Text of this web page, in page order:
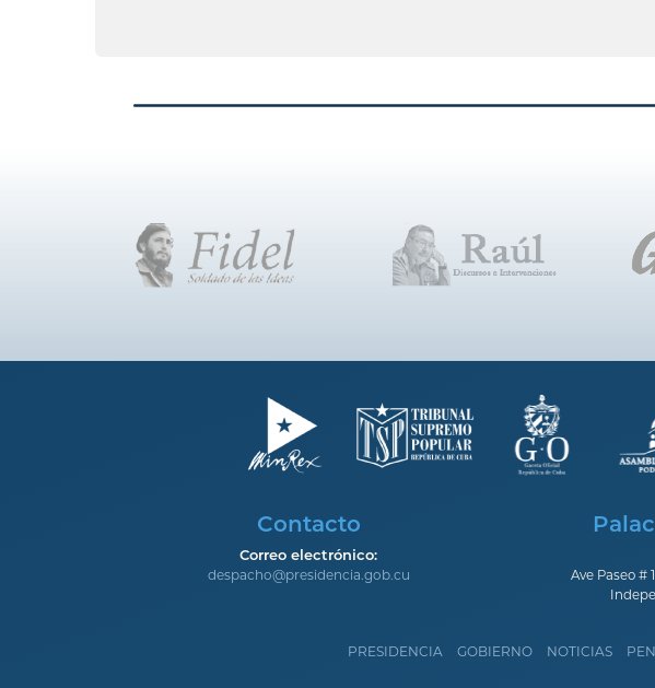
Contacto
Correo electrónico:
despacho@presidencia.gob.cu
Ave Paseo #
PRESIDENCIA GOBIERNO NOTICIAS